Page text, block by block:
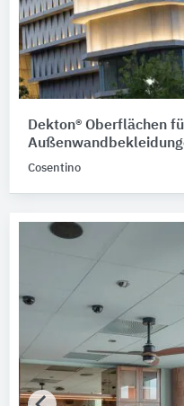
Dekton® Oberflächen
Cosentino